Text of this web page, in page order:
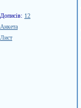
Дописів: 12
Анкета
Лист